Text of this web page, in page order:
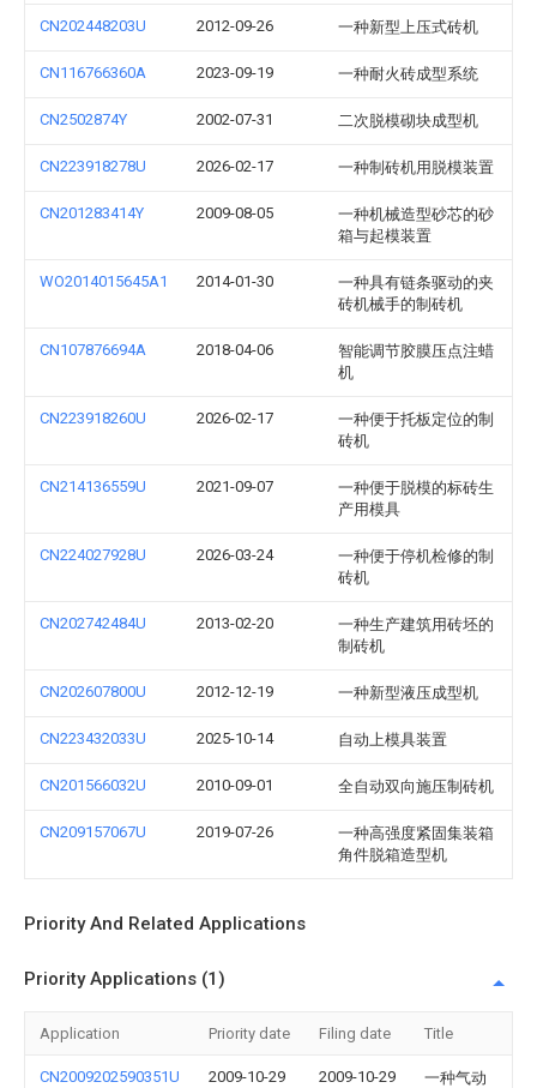
CN202448203U 2012-09-26 一种新型上压式砖机
CN116766360A 2023-09-19 一种耐火砖成型系统
CN2502874Y 2002-07-31 二次脱模砌块成型机
CN223918278U 2026-02-17 一种制砖机用脱模装置
CN201283414Y 2009-08-05
一种机械造型砂芯的砂
箱与起模装置
WO2014015645A1 2014-01-30
一种具有链条驱动的夹
砖机械手的制砖机
CN107876694A 2018-04-06
智能调节胶膜压点注蜡
机
CN223918260U 2026-02-17
一种便于托板定位的制
砖机
CN214136559U 2021-09-07
一种便于脱模的标砖生
产用模具
CN224027928U 2026-03-24
一种便于停机检修的制
砖机
CN202742484U 2013-02-20
一种生产建筑用砖坯的
制砖机
CN202607800U 2012-12-19 一种新型液压成型机
CN223432033U 2025-10-14 自动上模具装置
CN201566032U 2010-09-01 全自动双向施压制砖机
CN209157067U 2019-07-26
一种高强度紧固集装箱
角件脱箱造型机
Priority And Related Applications
Priority Applications (1)
Application Priority date Filing date Title
CN2009202590351U 2009-10-29 2009-10-29
一种气动